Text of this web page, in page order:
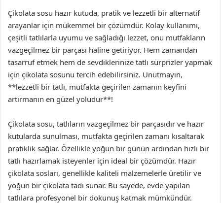
Çikolata sosu hazır kutuda, pratik ve lezzetli bir alternatif
arayanlar için mükemmel bir çözümdür. Kolay kullanımı,
çeşitli tatlılarla uyumu ve sağladığı lezzet, onu mutfakların
vazgeçilmez bir parçası haline getiriyor. Hem zamandan
tasarruf etmek hem de sevdiklerinize tatlı sürprizler yapmak
için çikolata sosunu tercih edebilirsiniz. Unutmayın,
**lezzetli bir tatlı, mutfakta geçirilen zamanın keyfini
artırmanın en güzel yoludur**!
Çikolata sosu, tatlıların vazgeçilmez bir parçasıdır ve hazır
kutularda sunulması, mutfakta geçirilen zamanı kısaltarak
pratiklik sağlar. Özellikle yoğun bir günün ardından hızlı bir
tatlı hazırlamak isteyenler için ideal bir çözümdür. Hazır
çikolata sosları, genellikle kaliteli malzemelerle üretilir ve
yoğun bir çikolata tadı sunar. Bu sayede, evde yapılan
tatlılara profesyonel bir dokunuş katmak mümkündür.